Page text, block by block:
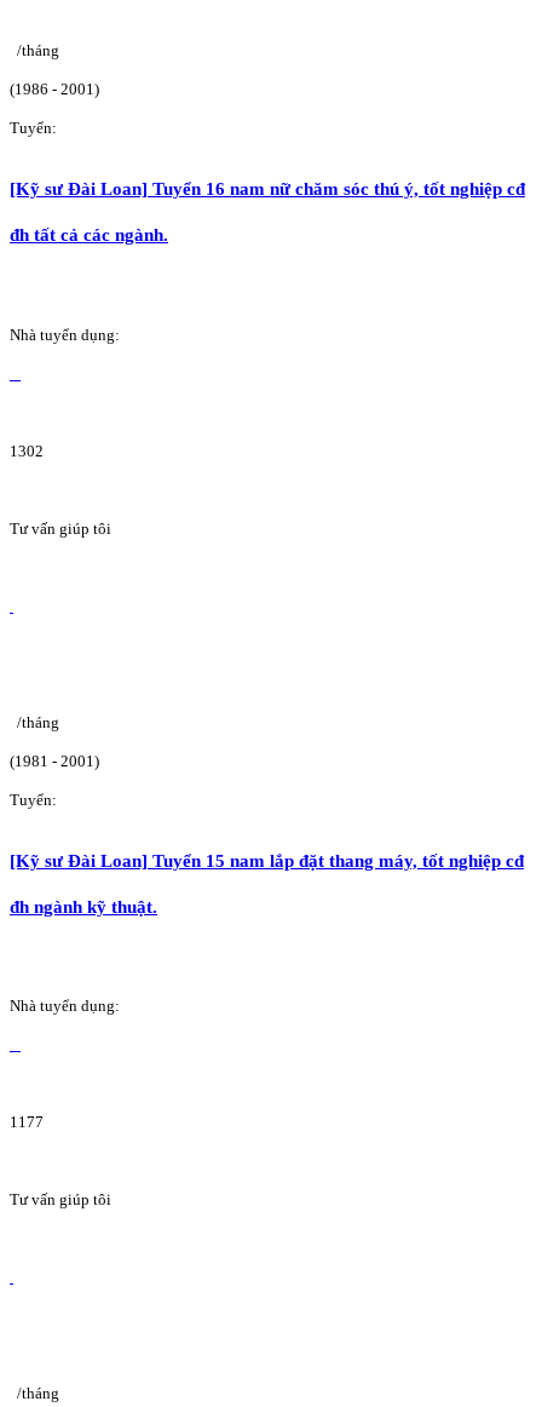
/tháng
(1986 - 2001)
Tuyển:
[Kỹ sư Đài Loan] Tuyển 16 nam nữ chăm sóc thú ý, tốt nghiệp cđ
đh tất cả các ngành.
Nhà tuyển dụng:
1302
Tư vấn giúp tôi
/tháng
(1981 - 2001)
Tuyển:
[Kỹ sư Đài Loan] Tuyển 15 nam lắp đặt thang máy, tốt nghiệp cđ
đh ngành kỹ thuật.
Nhà tuyển dụng:
1177
Tư vấn giúp tôi
/tháng